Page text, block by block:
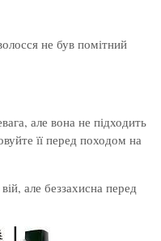
не був помітний
але вона не підходить
її перед походом на
але беззахисна перед